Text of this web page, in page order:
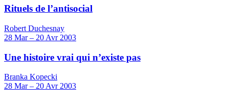
Rituels de l’antisocial
Robert Duchesnay
28 Mar – 20 Avr 2003
Une histoire vrai qui n’existe pas
Branka Kopecki
28 Mar – 20 Avr 2003